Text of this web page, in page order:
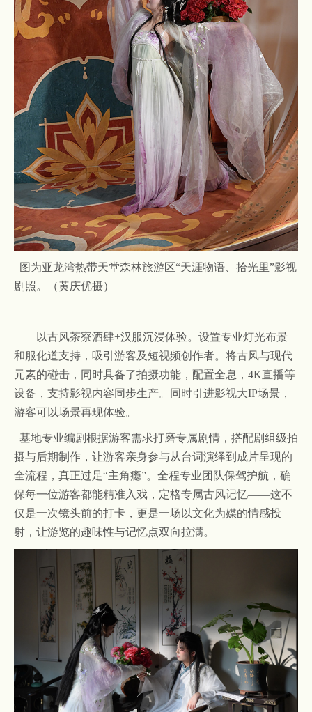
图为亚龙湾热带天堂森林旅游区“天涯物语、拾光里”影视
剧照。（黄庆优摄）
以古风茶寮酒肆+汉服沉浸体验。设置专业灯光布景
和服化道支持，吸引游客及短视频创作者。将古风与现代
元素的碰击，同时具备了拍摄功能，配置全息，4K直播等
设备，支持影视内容同步生产。同时引进影视大IP场景，
游客可以场景再现体验。
基地专业编剧根据游客需求打磨专属剧情，搭配剧组级拍
摄与后期制作，让游客亲身参与从台词演绎到成片呈现的
全流程，真正过足“主角瘾”。全程专业团队保驾护航，确
保每一位游客都能精准入戏，定格专属古风记忆——这不
仅是一次镜头前的打卡，更是一场以文化为媒的情感投
射，让游览的趣味性与记忆点双向拉满。